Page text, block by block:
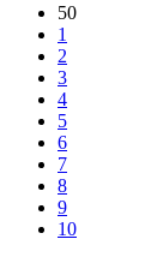
50
1
2
3
4
5
6
7
8
9
10